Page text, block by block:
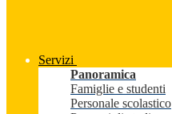
Servizi
Panoramica
Famiglie e studenti
Personale scolastico